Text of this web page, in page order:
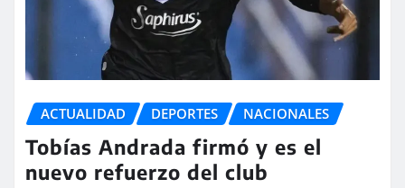
ACTUALIDAD DEPORTES NACIONALES
Tobías Andrada firmó y es el
nuevo refuerzo del club